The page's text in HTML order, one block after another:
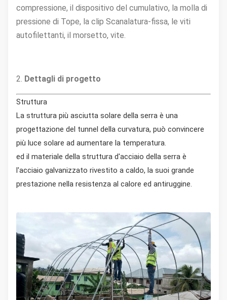
compressione, il dispositivo del cumulativo, la molla di
pressione di Tope, la clip Scanalatura-fissa, le viti
autofilettanti, il morsetto, vite.
2. Dettagli di progetto
Struttura
La struttura più asciutta solare della serra è una
progettazione del tunnel della curvatura, può convincere
più luce solare ad aumentare la temperatura.
ed il materiale della struttura d'acciaio della serra è
l'acciaio galvanizzato rivestito a caldo, la suoi grande
prestazione nella resistenza al calore ed antiruggine.